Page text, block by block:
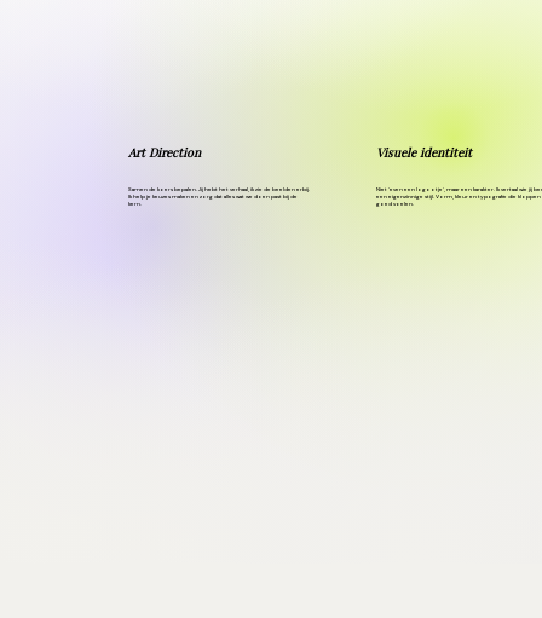
Art Direction
Samen de koers bepalen. Jij hebt het verhaal, ik zie de beelden erbij.
Ik help je keuzes maken en zorg dat alles wat we doen past bij de
kern.
Visuele identiteit
Niet 'even een logootje', maar een karakter. Ik vertaal wie jij
een eigenzinnige stijl. Vorm, kleur en typografie die kloppen
goed voelen.